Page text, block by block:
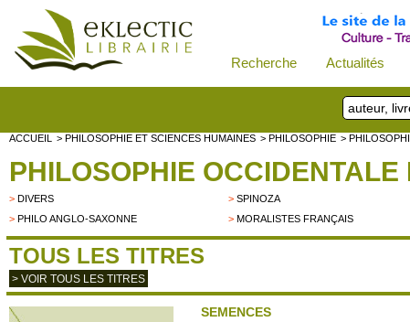
Recherche Actualités
ACCUEIL > PHILOSOPHIE ET SCIENCES HUMAINES > PHILOSOPHIE >
PHILOSOPHIE
> DIVERS >SPINOZA
> PHILO ANGLO-SAXONNE >MORALISTES FRANÇAIS
TOUS LES TITRES
> VOIR TOUS LES TITRES
SEMENCES